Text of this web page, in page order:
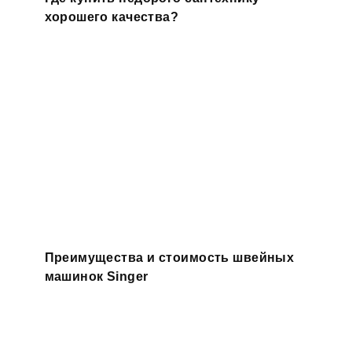
хорошего качества?
Преимущества и стоимость швейных
машинок Singer